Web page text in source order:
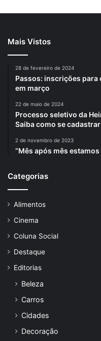
Mais Vistos
28 de fevereiro de 2024
Passos: inscrições para
em março
22 de maio de 2024
Processo seletivo da
Saiba como se cadastrar
2 de novembro de 2023
“Mês após mês
Categorias
Alimentos
Cinema
Coluna Social
Destaque
Editorias
Beleza
Carros
Cidades
Decoração